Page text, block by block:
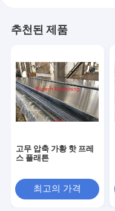
추천된 제품
고무 압축 가황 핫 프레
스 플래튼
최고의 가격